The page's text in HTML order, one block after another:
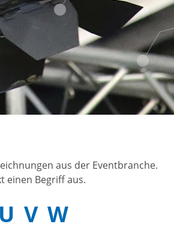
aus der Eventbranche.
einen Begriff aus.
U V W